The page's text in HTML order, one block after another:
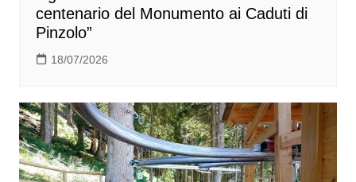
centenario del Monumento ai Caduti di
Pinzolo”
18/07/2026